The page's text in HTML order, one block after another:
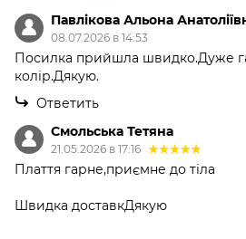
Павлікова Альона
08.07.2026 в 14:53
Посилка прийшла швидко.Дуже
колір.Дякую.
Ответить
Смольська Тетяна
21.05.2026 в 17:16
Плаття гарне,приємне до тіла
Швидка доставкДякую